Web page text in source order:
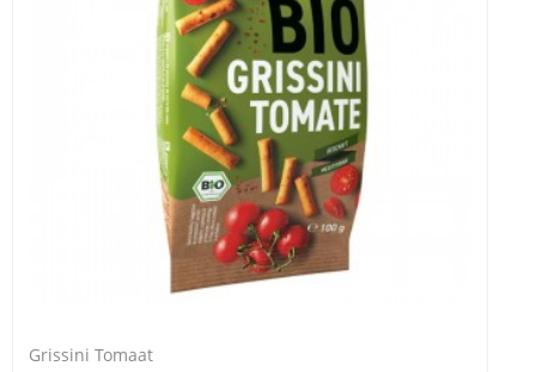
Grissini Tomaat